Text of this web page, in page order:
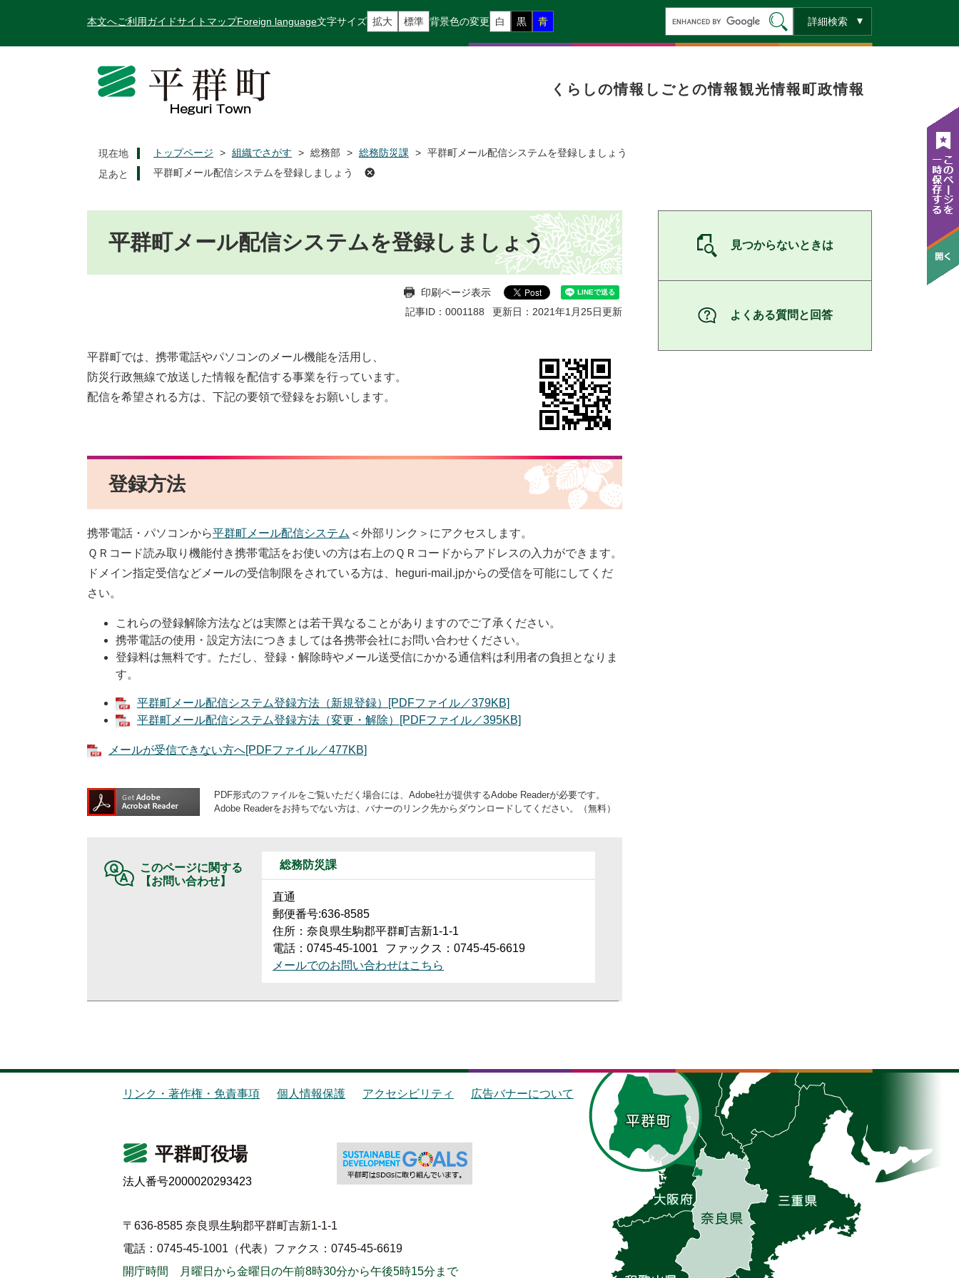
本文へご利用ガイドサイトマップForeign language文字サイズ 拡大 標準 背景色の変更 白 黒 青
ー
ー
詳細検索
くらしの情報 しごとの情報観光情報町政情報
現在地 トップページ > 組織でさがす > 総務部 > 総務防災課 > 平群町メール配信システムを登録しましょう
平群町メール配信システムを登録しましょう
平群町メール配信システムを登録しましょう
印刷ページ表示
記事ID：0001188
更新日：2021年1月25日更新
平群町では、携帯電話やパソコンのメール機能を活用し、
防災行政無線で放送した情報を配信する事業を行っています。
配信を希望される方は、下記の要領で登録をお願いします。
登録方法
携帯電話・パソコンから平群町メール配信システム ＜外部リンク＞ にアクセスします。
ＱＲコード読み取り機能付き携帯電話をお使いの方は右上のＱＲコードからアドレスの入力ができます。
ドメイン指定受信などメールの受信制限をされている方は、heguri-mail.jpからの受信を可能にしてくだ
さい。
これらの登録解除方法などは実際とは若干異なることがありますのでご了承ください。
携帯電話の使用・設定方法につきましては各携帯会社にお問い合わせください。
登録料は無料です。ただし、登録・解除時やメール送受信にかかる通信料は利用者の負担となりま
す。
平群町メール配信システム登録方法（新規登録）[PDFファイル／379KB]
平群町メール配信システム登録方法（変更・解除）[PDFファイル／395KB]
メールが受信できない方へ[PDFファイル／477KB]
PDF形式のファイルをご覧いただく場合には、Adobe社が提供するAdobe Readerが必要です。
Adobe Readerをお持ちでない方は、バナーのリンク先からダウンロードしてください。（無料）
このページに関する
【お問い合わせ】
総務防災課
直通
郵便番号:636-8585
住所：奈良県生駒郡平群町吉新1-1-1
電話：0745-45-1001
ファックス：0745-45-6619
メールでのお問い合わせはこちら
見つからないときは
よくある質問と回答
リンク・著作権・免責事項 個人情報保護 アクセシビリティ 広告バナーについて
平群町役場
法人番号2000020293423
〒636-8585 奈良県生駒郡平群町吉新1-1-1
電話：0745-45-1001（代表） ファクス：0745-45-6619
開庁時間 月曜日から金曜日の午前8時30分から午後5時15分まで